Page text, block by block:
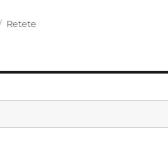
Categories
Retete